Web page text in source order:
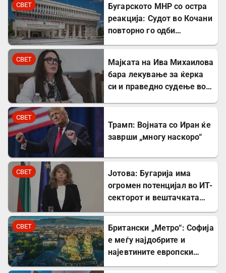
СВЕТ
Бугарското МНР со остра
реакција: Судот во Кочани
повторно го одби
СВЕТ
Мајката на Ива Михаилова
бара лекување за ќерка
си и праведно судење во
СВЕТ
Трамп: Војната со Иран ќе
заврши „многу наскоро“
СВЕТ
Јотова: Бугарија има
огромен потенцијал во ИТ-
секторот и вештачката
СВЕТ
Британски „Метро“: Софија
е меѓу најдобрите и
најевтините европски